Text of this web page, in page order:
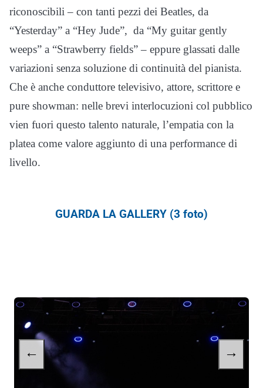
riconoscibili – con tanti pezzi dei Beatles, da
“Yesterday” a “Hey Jude”, da “My guitar gently
weeps” a “Strawberry fields” – eppure glassati dalle
variazioni senza soluzione di continuità del pianista.
Che è anche conduttore televisivo, attore, scrittore e
pure showman: nelle brevi interlocuzioni col pubblico
vien fuori questo talento naturale, l’empatia con la
platea come valore aggiunto di una performance di
livello.
GUARDA LA GALLERY (3 foto)
← →